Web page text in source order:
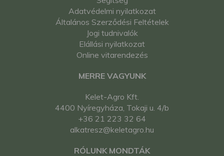
Adatvédelmi nyilatkozat
Általános Szerződési Feltételek
Jogi tudnivalók
Elállási nyilatkozat
Online vitarendezés
MERRE VAGYUNK
Kelet-Agro Kft.
4400 Nyíregyháza, Tokaji u. 4/b
+36 21 223 32 64
alkatresz@keletagro.hu
RÓLUNK MONDTÁK